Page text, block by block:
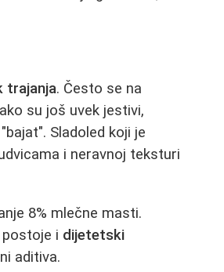
trajanja. Često se na
su još uvek jestivi,
Sladoled koji je
i neravnoj teksturi
8% mlečne masti.
i dijetetski
aditiva.